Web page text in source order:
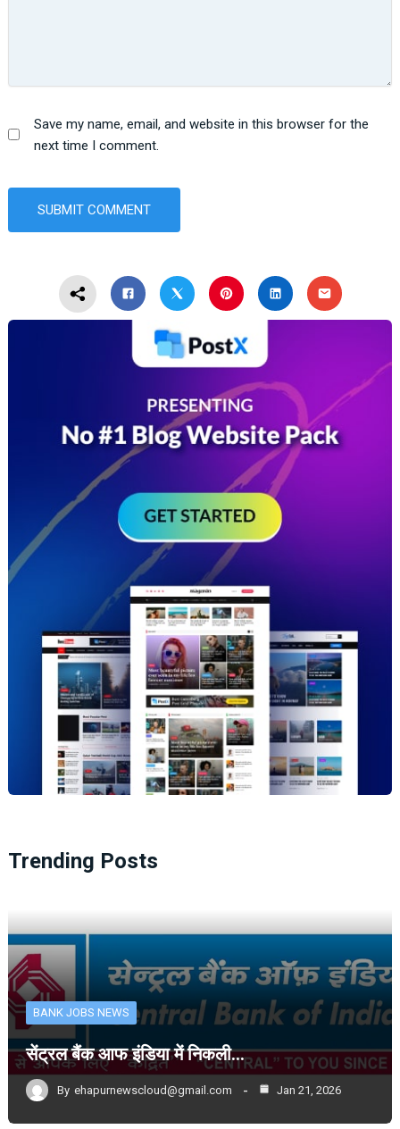
Save my name, email, and website in this browser for the
next time I comment.
Trending Posts
BANK JOBS NEWS
सेंट्रल बैंक आफ इंडिया में निकली…
By ehapurnewscloud@gmail.com Jan 21, 2026